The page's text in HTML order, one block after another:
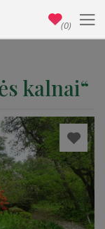
kalnai“
(0)